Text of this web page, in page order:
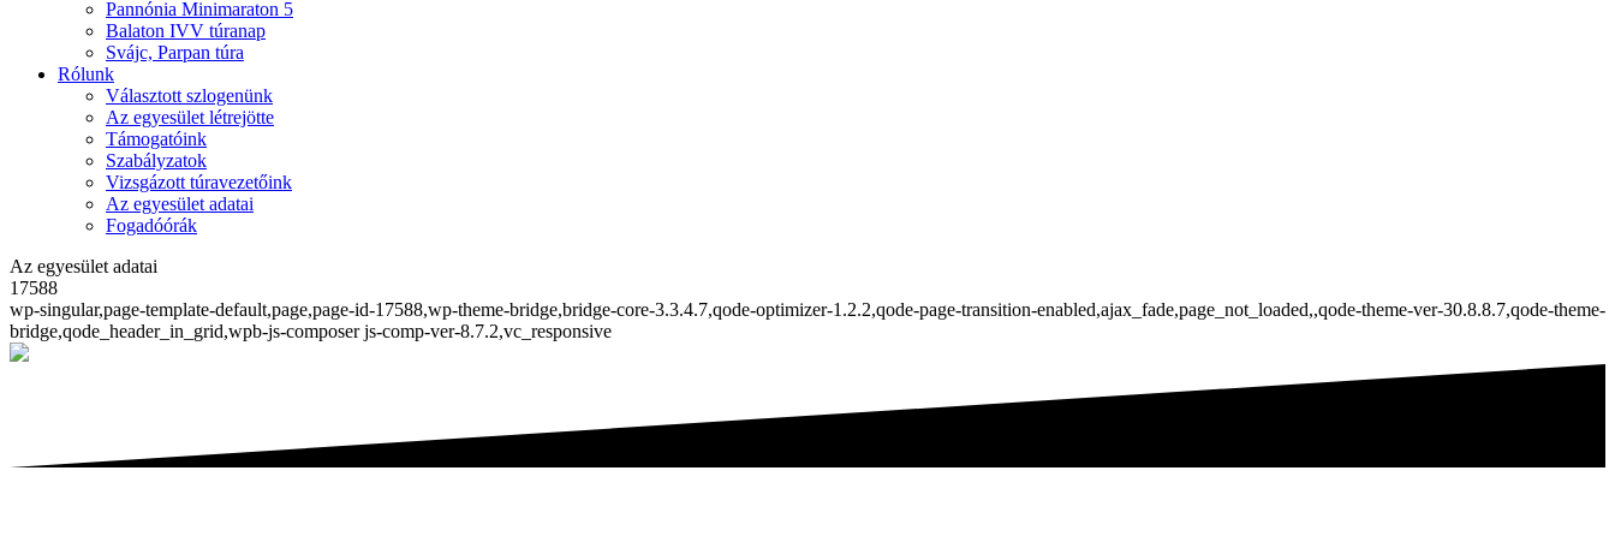
Pannónia Minimaraton 5
Balaton IVV túranap
Svájc, Parpan túra
Rólunk
Választott szlogenünk
Az egyesület létrejötte
Támogatóink
Szabályzatok
Vizsgázott túravezetőink
Az egyesület adatai
Fogadóórák
Az egyesület adatai
17588
wp-singular,page-template-default,page,page-id-17588,wp-theme-bridge,bridge-core-3.3.4.7,qode-optimizer-1.2.2,qode-page-transition-enabled,ajax_fade,page_not_loaded,,qode-theme-ver-30.8.8.7,qode-theme-
bridge,qode_header_in_grid,wpb-js-composer js-comp-ver-8.7.2,vc_responsive